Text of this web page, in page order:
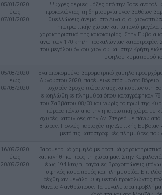
05/01/2020
έως
07/01/2020
Ψυχρές αέριες μάζες από την
προκαλώντας τη δημιουργία ενός βαθέως
θυελλώδεις άνεμοι στο Αιγαίο, οι
ηπειρωτικής χώρας και τα πολύ
χαρακτηριστικά της κακοκαιρίας. Στην Εύβοια
άνω των 170 km/h προκαλώντας καταστροφές.
του μεγάλου όγκου χιονιού και στην Κρήτη
υψηλού κυματισμού
05/08/2020
έως
09/08/2020
Ένα αποκομμένο βαρομετρικό χαμηλό
Αυγούστου 2020, παρέμεινε στάσιμο στο
ισχυρές βροχοπτώσεις αρχικά κυρίως στη
εκδηλώθηκε πλημμύρα όπου καταγράφηκαν
του Σαββάτου 08/08 και νωρίς το πρωί της
πέρασε πάνω από την ηπειρωτική χώρα με
ισχυρές καταιγίδες στην Αν. Στερεά με πάνω
8 ώρες. Πολλές περιοχές της Δυτικής Εύβοιας
μετά τις καταστροφικές πλημμύρες
16/09/2020
έως
20/09/2020
Βαρομετρικό χαμηλό με τροπικά
και κινήθηκε προς τη χώρα μας. Στην
έως 194 km/h, ραγδαίες βροχοπτώσεις
υψηλός κυματισμός και πλημμυρίδα.
δέχθηκαν μεγάλα ύψη υετού προκαλώντας
θάνατο 4 ανθρώπους. Τα μεγαλύτερα